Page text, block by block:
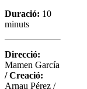
Duració: 10
minuts
Direcció:
Mamen García
/Creació:
Arnau Pérez /